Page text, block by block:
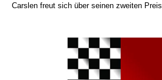
Carslen freut sich über seinen zweiten Preis